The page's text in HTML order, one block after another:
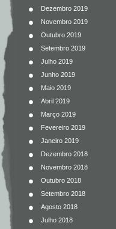
Dezembro 2019
Novembro 2019
Outubro 2019
Setembro 2019
Julho 2019
Junho 2019
Maio 2019
Abril 2019
Março 2019
Fevereiro 2019
Janeiro 2019
Dezembro 2018
Novembro 2018
Outubro 2018
Setembro 2018
Agosto 2018
Julho 2018